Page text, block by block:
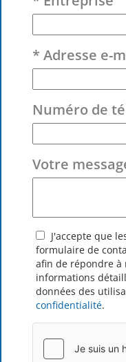
* Adresse e-
Numéro de
Votre
J'accepte que
formulaire de
afin de répondre à
informations
données des
confidentialité.